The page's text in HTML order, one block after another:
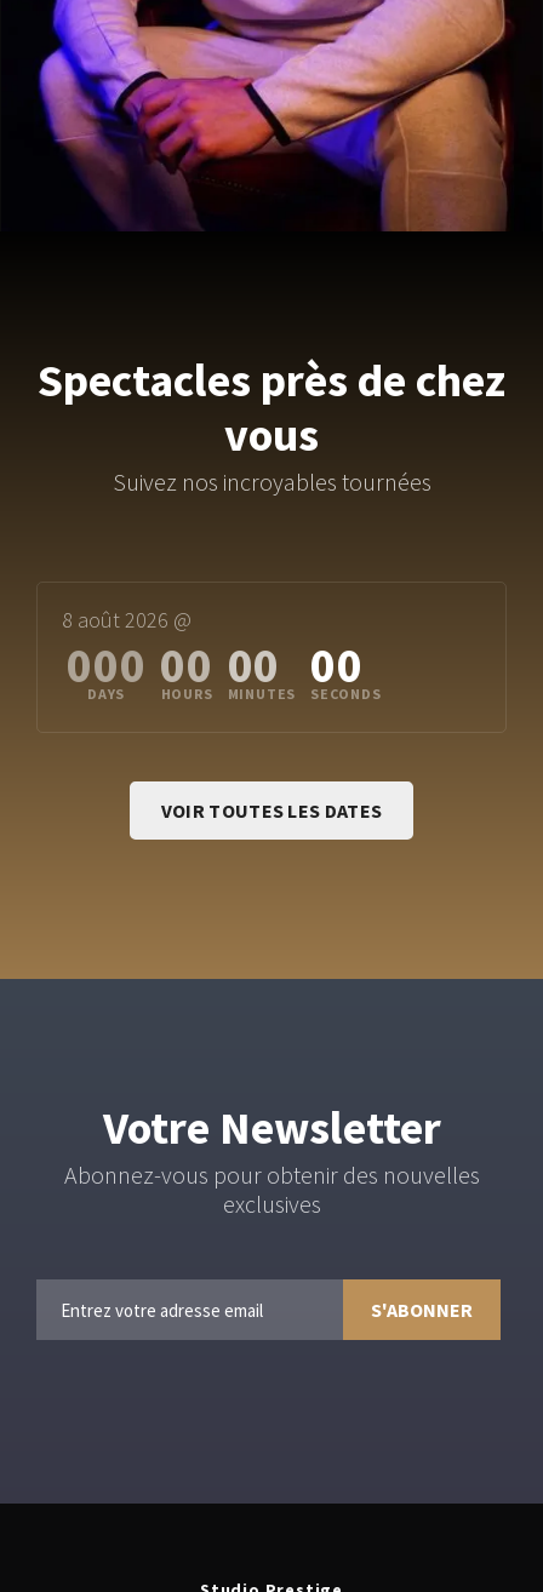
Spectacles près de chez
vous
Suivez nos incroyables tournées
8 août 2026 @
000 00 00 00
VOIR TOUTES LES DATES
Votre Newsletter
Abonnez-vous pour obtenir des nouvelles
exclusives